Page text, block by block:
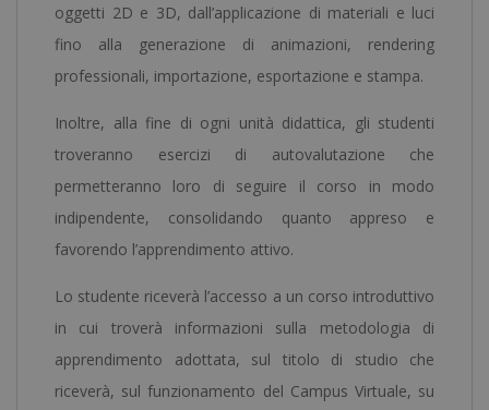
oggetti 2D e 3D, dall’applicazione di materiali e luci
fino alla generazione di animazioni, rendering
professionali, importazione, esportazione e stampa.
Inoltre, alla fine di ogni unità didattica, gli studenti
troveranno esercizi di autovalutazione che
permetteranno loro di seguire il corso in modo
indipendente, consolidando quanto appreso e
favorendo l’apprendimento attivo.
Lo studente riceverà l’accesso a un corso introduttivo
in cui troverà informazioni sulla metodologia di
apprendimento adottata, sul titolo di studio che
riceverà, sul funzionamento del Campus Virtuale, su